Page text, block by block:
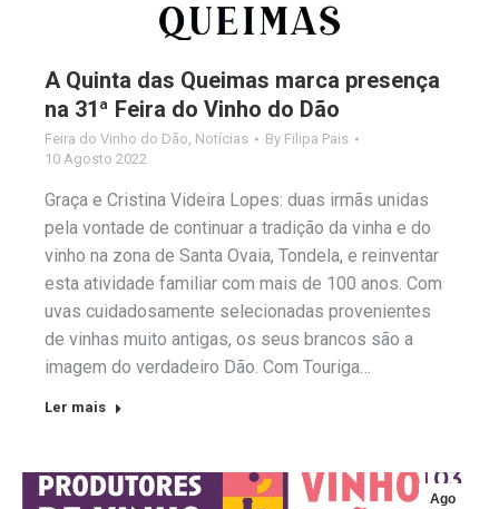
A Quinta das Queimas marca presença
na 31ª Feira do Vinho do Dão
Feira do Vinho do Dão, Notícias By Filipa Pais
10 Agosto 2022
Graça e Cristina Videira Lopes: duas irmãs unidas
pela vontade de continuar a tradição da vinha e do
vinho na zona de Santa Ovaia, Tondela, e reinventar
esta atividade familiar com mais de 100 anos. Com
uvas cuidadosamente selecionadas provenientes
de vinhas muito antigas, os seus brancos são a
imagem do verdadeiro Dão. Com Touriga…
Ler mais
Ago